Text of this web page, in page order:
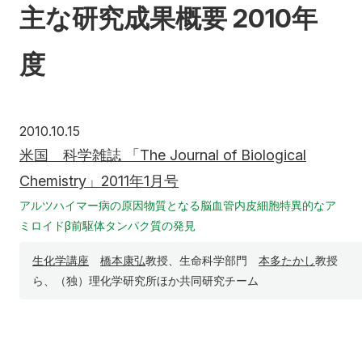
地域の方へ 来院の方（診療）へ
入学希望の方へ 在学生の方へ
卒業生の方へ 教職員の方へ
教職員募集（採用情報） 取材・撮影申し込み
アクセス
主な研究成果概要 2010年
度
2010.10.15
米国 科学雑誌 「The Journal of Biological
Chemistry」2011年1月号
アルツハイマー病の原因物質となる脳血管内皮細胞特異的なア
ミロイドβ前駆体タンパク質の発見
生化学講座 橋本康弘教授、生命科学部門 本多たかし教授
ら、（独）理化学研究所ほか共同研究チーム